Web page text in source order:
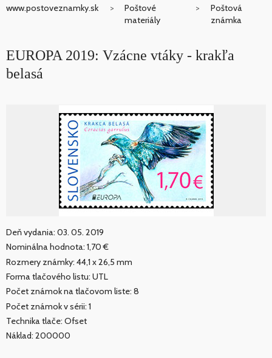
www.postoveznamky.sk
Poštové
materiály
Poštová
známka
EUROPA 2019: Vzácne vtáky - krakľa
belasá
Deň vydania: 03. 05. 2019
Nominálna hodnota: 1,70 €
Rozmery známky: 44,1 x 26,5 mm
Forma tlačového listu: UTL
Počet známok na tlačovom liste: 8
Počet známok v sérii: 1
Technika tlače: Ofset
Náklad: 200000